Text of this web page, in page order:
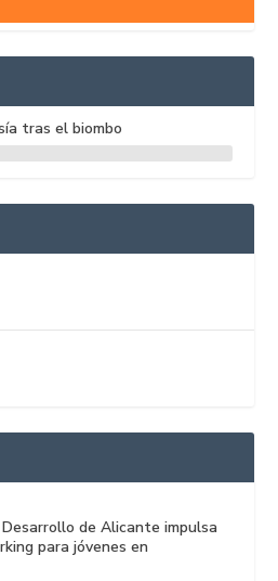
tras el biombo
de Alicante impulsa
para jóvenes en